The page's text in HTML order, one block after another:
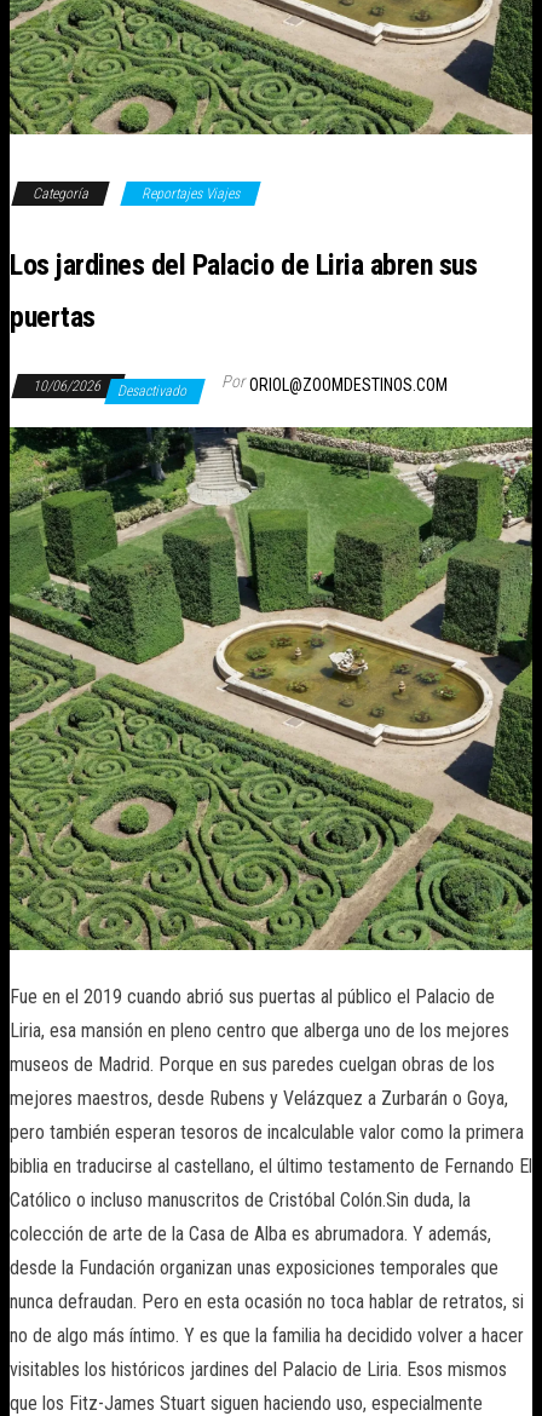
Categoría Reportajes Viajes
Los jardines del Palacio de Liria abren sus
puertas
10/06/2026 Desactivado Por ORIOL@ZOOMDESTINOS.COM
Fue en el 2019 cuando abrió sus puertas al público el Palacio de
Liria, esa mansión en pleno centro que alberga uno de los mejores
museos de Madrid. Porque en sus paredes cuelgan obras de los
mejores maestros, desde Rubens y Velázquez a Zurbarán o Goya,
pero también esperan tesoros de incalculable valor como la primera
biblia en traducirse al castellano, el último testamento de Fernando El
Católico o incluso manuscritos de Cristóbal Colón.Sin duda, la
colección de arte de la Casa de Alba es abrumadora. Y además,
desde la Fundación organizan unas exposiciones temporales que
nunca defraudan. Pero en esta ocasión no toca hablar de retratos, si
no de algo más íntimo. Y es que la familia ha decidido volver a hacer
visitables los históricos jardines del Palacio de Liria. Esos mismos
que los Fitz-James Stuart siguen haciendo uso, especialmente